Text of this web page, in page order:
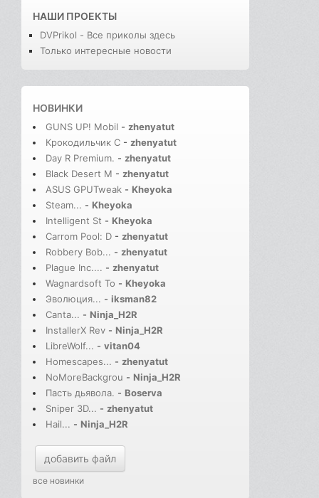
НАШИ ПРОЕКТЫ
DVPrikol - Все приколы здесь
Только интересные новости
НОВИНКИ
GUNS UP! Mobil - zhenyatut
Крокодильчик С - zhenyatut
Day R Premium. - zhenyatut
Black Desert M - zhenyatut
ASUS GPUTweak - Kheyoka
Steam... - Kheyoka
Intelligent St - Kheyoka
Carrom Pool: D - zhenyatut
Robbery Bob... - zhenyatut
Plague Inc.... - zhenyatut
Wagnardsoft To - Kheyoka
Эволюция... - iksman82
Canta... - Ninja_H2R
InstallerX Rev - Ninja_H2R
LibreWolf... - vitan04
Homescapes... - zhenyatut
NoMoreBackgrou - Ninja_H2R
Пасть дьявола. - Boserva
Sniper 3D... - zhenyatut
Hail... - Ninja_H2R
добавить файл
все новинки